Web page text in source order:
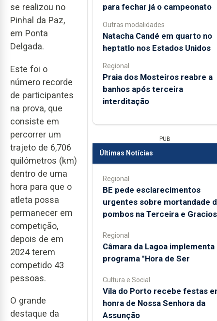
se realizou no
Pinhal da Paz,
em Ponta
Delgada.
Este foi o
número recorde
de participantes
na prova, que
consiste em
percorrer um
trajeto de 6,706
quilómetros (km)
dentro de uma
hora para que o
atleta possa
permanecer em
competição,
depois de em
2024 terem
competido 43
pessoas.
O grande
destaque da
para fechar já o campeonato
Outras modalidades
Natacha Candé em quarto no
heptatlo nos Estados Unidos
Regional
Praia dos Mosteiros reabre a
banhos após terceira
interditação
PUB
Últimas Notícias
Regional
BE pede esclarecimentos
urgentes sobre mortandade
pombos na Terceira e
Regional
Câmara da Lagoa implementa
programa "Hora de Ser
Cultura e Social
Vila do Porto recebe festas
honra de Nossa Senhora da
Assunção